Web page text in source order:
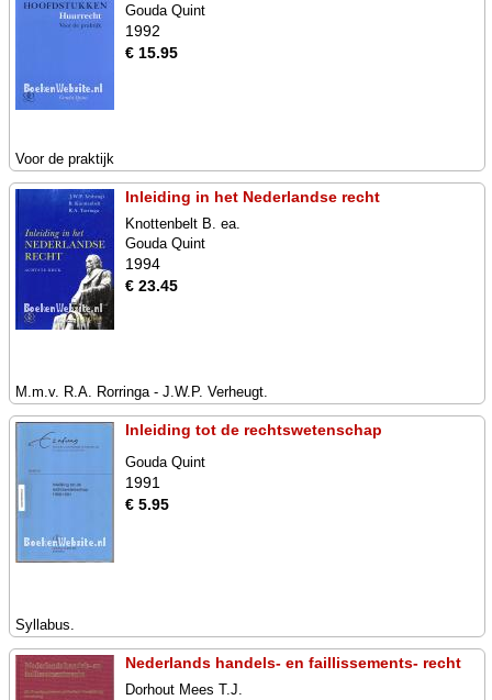
Gouda Quint
1992
€ 15.95
Voor de praktijk
Inleiding in het Nederlandse recht
Knottenbelt B. ea.
Gouda Quint
1994
€ 23.45
M.m.v. R.A. Rorringa - J.W.P. Verheugt.
Inleiding tot de rechtswetenschap
Gouda Quint
1991
€ 5.95
Syllabus.
Nederlands handels- en faillissements- recht
Dorhout Mees T.J.